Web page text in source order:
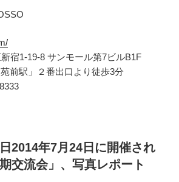
宿1-19-8 サンモール第7ビルB1F
前駅」２番出口より徒歩3分
2014年7月24日に開催され
交流会」、写真レポート